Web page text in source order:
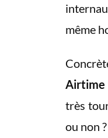
même
Airtime
très
ou non